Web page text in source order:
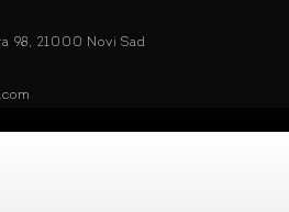
98, 21000 Novi Sad